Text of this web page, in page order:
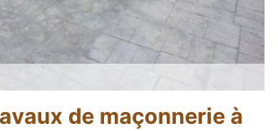
de maçonnerie à